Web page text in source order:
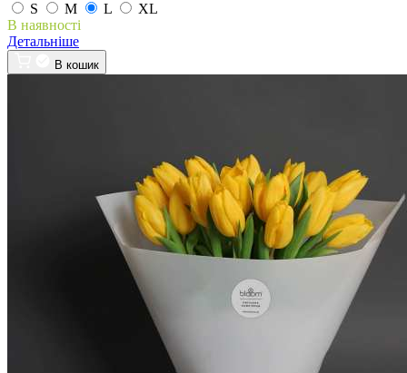
S
M L
XL
В наявності
Детальніше
В кошик